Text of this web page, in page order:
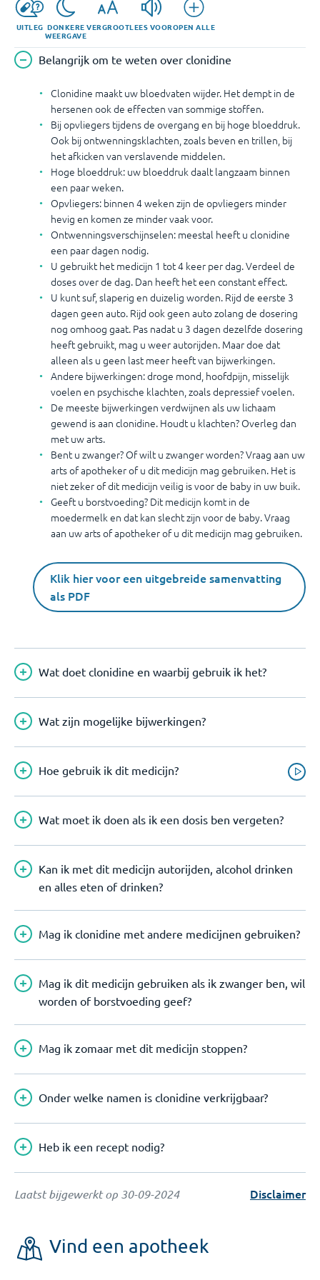
UITLEG DONKERE
WEERGAVE
VERGROOTLEES VOOROPEN ALLE
Belangrijk om te weten over clonidine
Clonidine maakt uw bloedvaten wijder. Het dempt in de
hersenen ook de effecten van sommige stoffen.
Bij opvliegers tijdens de overgang en bij hoge bloeddruk.
Ook bij ontwenningsklachten, zoals beven en trillen, bij
het afkicken van verslavende middelen.
Hoge bloeddruk: uw bloeddruk daalt langzaam binnen
een paar weken.
Opvliegers: binnen 4 weken zijn de opvliegers minder
hevig en komen ze minder vaak voor.
Ontwenningsverschijnselen: meestal heeft u clonidine
een paar dagen nodig.
U gebruikt het medicijn 1 tot 4 keer per dag. Verdeel de
doses over de dag. Dan heeft het een constant effect.
U kunt suf, slaperig en duizelig worden. Rijd de eerste 3
dagen geen auto. Rijd ook geen auto zolang de dosering
nog omhoog gaat. Pas nadat u 3 dagen dezelfde dosering
heeft gebruikt, mag u weer autorijden. Maar doe dat
alleen als u geen last meer heeft van bijwerkingen.
Andere bijwerkingen: droge mond, hoofdpijn, misselijk
voelen en psychische klachten, zoals depressief voelen.
De meeste bijwerkingen verdwijnen als uw lichaam
gewend is aan clonidine. Houdt u klachten? Overleg dan
met uw arts.
Bent u zwanger? Of wilt u zwanger worden? Vraag aan uw
arts of apotheker of u dit medicijn mag gebruiken. Het is
niet zeker of dit medicijn veilig is voor de baby in uw buik.
Geeft u borstvoeding? Dit medicijn komt in de
moedermelk en dat kan slecht zijn voor de baby. Vraag
aan uw arts of apotheker of u dit medicijn mag gebruiken.
Klik hier voor een uitgebreide samenvatting
als PDF
Wat doet clonidine en waarbij gebruik ik het?
Wat zijn mogelijke bijwerkingen?
Hoe gebruik ik dit medicijn?
Wat moet ik doen als ik een dosis ben vergeten?
Kan ik met dit medicijn autorijden, alcohol drinken
en alles eten of drinken?
Mag ik clonidine met andere medicijnen gebruiken?
Mag ik dit medicijn gebruiken als ik zwanger ben, wil
worden of borstvoeding geef?
Mag ik zomaar met dit medicijn stoppen?
Onder welke namen is clonidine verkrijgbaar?
Heb ik een recept nodig?
Laatst bijgewerkt op 30-09-2024 Disclaimer
Vind een apotheek